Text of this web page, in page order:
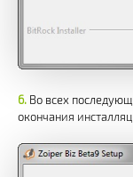
Во всех
окончания